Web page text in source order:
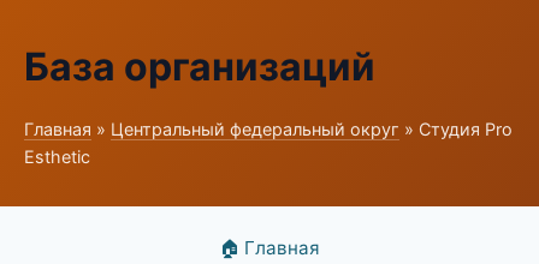
База организаций
Главная » Центральный федеральный округ » Студия Pro
Esthetic
🏠 Главная